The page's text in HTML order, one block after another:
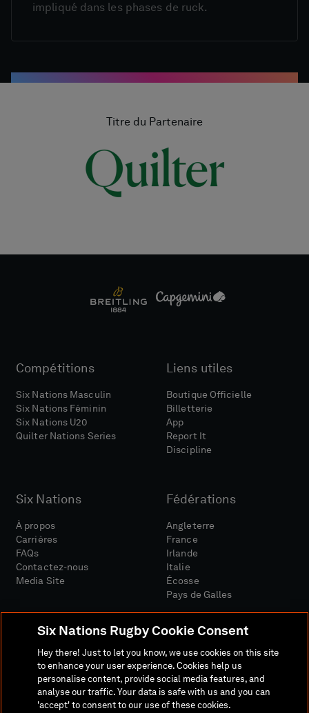
impliqué dans les phases de ruck.
Titre du Partenaire
Compétitions
Six Nations Masculin
Six Nations Féminin
Six Nations U20
Quilter Nations Series
Liens utiles
Boutique Officielle
Billetterie
App
Report It
Discipline
Six Nations
À propos
Carrières
FAQs
Contactez-nous
Media Site
Fédérations
Angleterre
France
Irlande
Italie
Écosse
Pays de Galles
Site MédiaConditions Générales
Politique De ConfidentialitéPolitique De Cookies
Six Nations Rugby Cookie Consent
Hey there! Just to let you know, we use cookies on this site
to enhance your user experience. Cookies help us
personalise content, provide social media features, and
analyse our traffic. Your data is safe with us and you can
'accept' to consent to our use of these cookies.